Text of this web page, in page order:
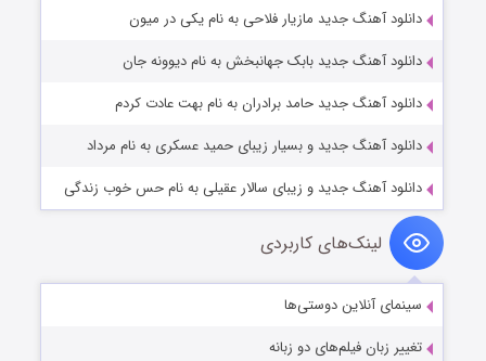
دانلود آهنگ جدید مازیار فلاحی به نام یکی در میون
دانلود آهنگ جدید بابک جهانبخش به نام دیوونه جان
دانلود آهنگ جدید حامد برادران به نام بهت عادت کردم
دانلود آهنگ جدید و بسیار زیبای حمید عسکری به نام مرداد
دانلود آهنگ جدید و زیبای سالار عقیلی به نام حس خوب زندگی
لینک‌های کاربردی
سینمای آنلاین دوستی‌ها
تغییر زبان فیلم‌های دو زبانه